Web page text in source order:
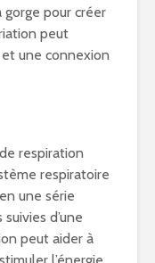
pour créer
peut
une connexion
respiration
respiratoire
une série
d’une
peut aider à